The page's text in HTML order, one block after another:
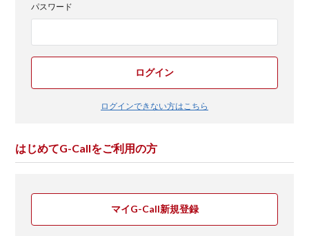
パスワード
ログイン
ログインできない方はこちら
はじめてG-Callをご利用の方
マイG-Call新規登録